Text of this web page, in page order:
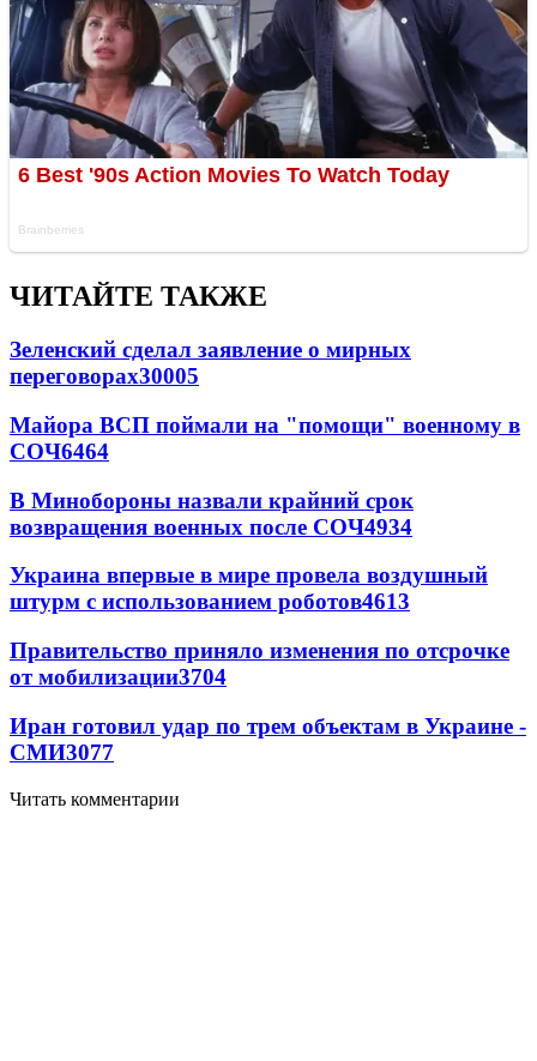
ЧИТАЙТЕ ТАКЖЕ
Зеленский сделал заявление о мирных
переговорах30005
Майора ВСП поймали на "помощи" военному в
СОЧ6464
В Минобороны назвали крайний срок
возвращения военных после СОЧ4934
Украина впервые в мире провела воздушный
штурм с использованием роботов4613
Правительство приняло изменения по отсрочке
от мобилизации3704
Иран готовил удар по трем объектам в Украине -
СМИ3077
Читать комментарии